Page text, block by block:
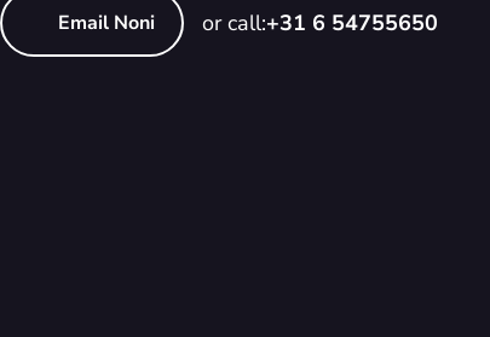
Email Noni or call:+31 6 54755650